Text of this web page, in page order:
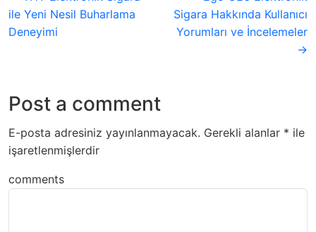
ile Yeni Nesil Buharlama
Deneyimi
Sigara Hakkında Kullanıcı
Yorumları ve İncelemeler
→
Post a comment
E-posta adresiniz yayınlanmayacak. Gerekli alanlar * ile
işaretlenmişlerdir
comments